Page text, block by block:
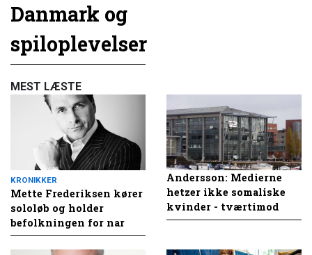
Danmark og
spiloplevelser
MEST LÆSTE
KRONIKKER
Mette Frederiksen kører
sololøb og holder
befolkningen for nar
Andersson: Medierne
hetzer ikke somaliske
kvinder - tværtimod